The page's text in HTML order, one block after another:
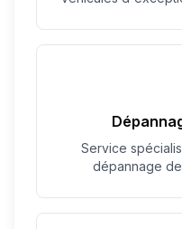
Service
dépannage